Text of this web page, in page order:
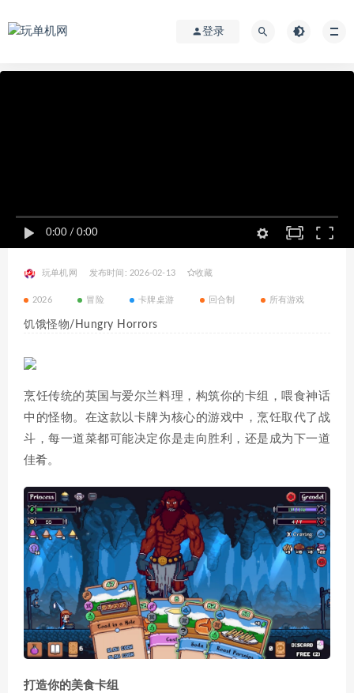
登录
0:00 / 0:00
玩单机网 发布时间: 2026-02-13 收藏
2026 冒险 卡牌桌游 回合制 所有游戏
饥饿怪物/Hungry Horrors
烹饪传统的英国与爱尔兰料理，构筑你的卡组，喂食神话
中的怪物。在这款以卡牌为核心的游戏中，烹饪取代了战
斗，每一道菜都可能决定你是走向胜利，还是成为下一道
佳肴。
打造你的美食卡组